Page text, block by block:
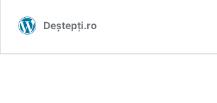
Deștepți.ro